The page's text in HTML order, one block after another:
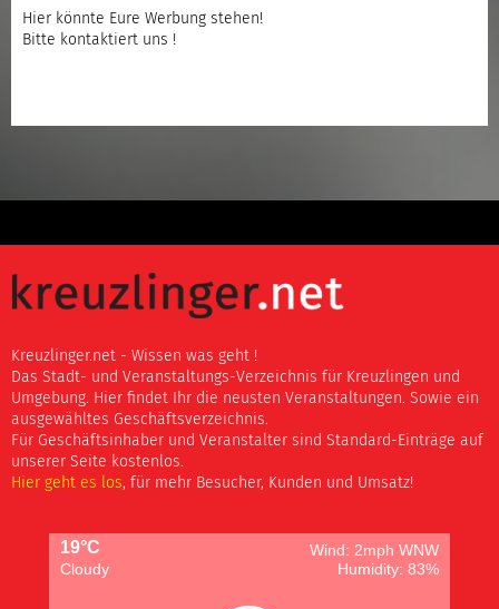
Hier könnte Eure Werbung stehen!
Bitte kontaktiert uns !
Kreuzlinger.net - Wissen was geht !
Das Stadt- und Veranstaltungs-Verzeichnis für Kreuzlingen und
Umgebung. Hier findet Ihr die neusten Veranstaltungen. Sowie ein
ausgewähltes Geschäftsverzeichnis.
Für Geschäftsinhaber und Veranstalter sind Standard-Einträge auf
unserer Seite kostenlos.
Hier geht es los, für mehr Besucher, Kunden und Umsatz!
19°C
Wind: 2mph WNW
Cloudy
Humidity: 83%